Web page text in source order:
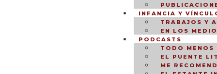
INFANCIA Y
TRABAJOS Y
EN LOS
PODCASTS
TODO MENOS
EL PUENTE
ME